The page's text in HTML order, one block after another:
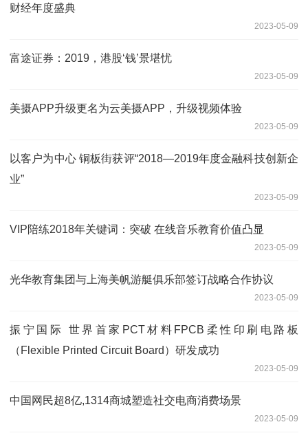
财经年度盛典
2023-05-09
富途证券：2019，港股‘钱’景堪忧
2023-05-09
美摄APP升级更名为云美摄APP，升级视频体验
2023-05-09
以客户为中心 铜板街获评“2018—2019年度金融科技创新企
业”
2023-05-09
VIP陪练2018年关键词：突破 在线音乐教育价值凸显
2023-05-09
光华教育集团与上海美帆游艇俱乐部签订战略合作协议
2023-05-09
振宁国际 世界首家PCT材料FPCB柔性印刷电路板
（Flexible Printed Circuit Board）研发成功
2023-05-09
中国网民超8亿,1314商城塑造社交电商消费场景
2023-05-09